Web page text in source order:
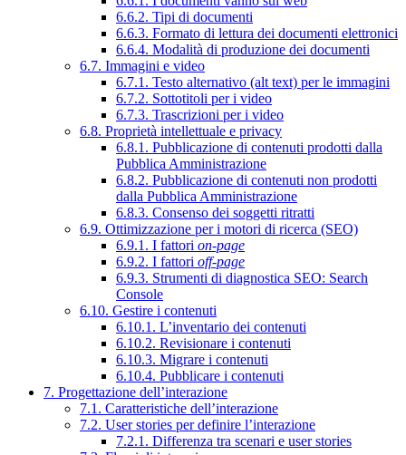
6.6.2. Tipi di documenti
6.6.3. Formato di lettura dei documenti elettronici
6.6.4. Modalità di produzione dei documenti
6.7. Immagini e video
6.7.1. Testo alternativo (alt text) per le immagini
6.7.2. Sottotitoli per i video
6.7.3. Trascrizioni per i video
6.8. Proprietà intellettuale e privacy
6.8.1. Pubblicazione di contenuti prodotti dalla
Pubblica Amministrazione
6.8.2. Pubblicazione di contenuti non prodotti
dalla Pubblica Amministrazione
6.8.3. Consenso dei soggetti ritratti
6.9. Ottimizzazione per i motori di ricerca (SEO)
6.9.1. I fattori on-page
6.9.2. I fattori off-page
6.9.3. Strumenti di diagnostica SEO: Search
Console
6.10. Gestire i contenuti
6.10.1. L’inventario dei contenuti
6.10.2. Revisionare i contenuti
6.10.3. Migrare i contenuti
6.10.4. Pubblicare i contenuti
7. Progettazione dell’interazione
7.1. Caratteristiche dell’interazione
7.2. User stories per definire l’interazione
7.2.1. Differenza tra scenari e user stories